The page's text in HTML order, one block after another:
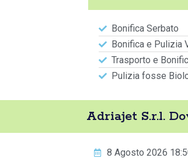
Bonifica Serbato
Bonifica e Pulizia
Trasporto e
Pulizia fosse
Adriajet S.r.l.
8 Agosto 2026